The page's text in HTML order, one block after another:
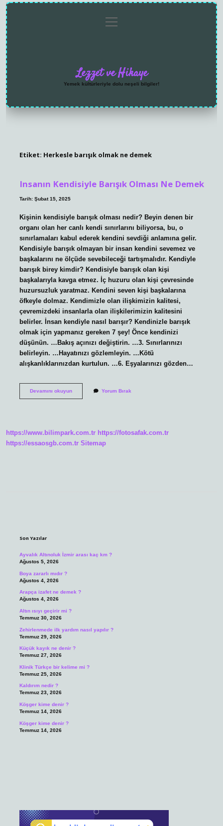
menüyü
aç
Lezzet ve Hikaye
Yemek kültürleriyle dolu neşeli bilgiler!
Etiket: Herkesle barışık olmak ne demek
Insanın Kendisiyle Barışık Olması Ne Demek
Tarih: Şubat 15, 2025
Kişinin kendisiyle barışık olması nedir? Beyin denen bir
organı olan her canlı kendi sınırlarını biliyorsa, bu, o
sınırlamaları kabul ederek kendini sevdiği anlamına gelir.
Kendisiyle barışık olmayan bir insan kendini sevemez ve
başkalarını ne ölçüde sevebileceği tartışmalıdır. Kendiyle
barışık birey kimdir? Kendisiyle barışık olan kişi
başkalarıyla kavga etmez. İç huzuru olan kişi çevresinde
huzursuzluk yaratmaz. Kendini seven kişi başkalarına
öfkeyle dolmaz. Kendimizle olan ilişkimizin kalitesi,
çevremizdeki insanlarla olan ilişkilerimizin kalitesini
belirler. İnsan kendiyle nasıl barışır? Kendinizle barışık
olmak için yapmanız gereken 7 şey! Önce kendinizi
düşünün. …Bakış açınızı değiştirin. …3. Sınırlarınızı
belirleyin. …Hayatınızı gözlemleyin. …Kötü
alışkanlıklarınızdan kurtulun. …6. Eşyalarınızı gözden…
Devamını okuyunInsanın
Yorum Bırak
https://www.bilimpark.com.tr https://fotosafak.com.tr
https://essaosgb.com.tr Sitemap
Son Yazılar
Ayvalık Altınoluk İzmir arası kaç km ?
Ağustos 5, 2026
Boya zararlı mıdır ?
Ağustos 4, 2026
Arapça izafet ne demek ?
Ağustos 4, 2026
Altın ısıyı geçirir mi ?
Temmuz 30, 2026
Zehirlenmede ilk yardım nasıl yapılır ?
Temmuz 29, 2026
Küçük kayık ne denir ?
Temmuz 27, 2026
Klinik Türkçe bir kelime mi ?
Temmuz 25, 2026
Kaldırım nedir ?
Temmuz 23, 2026
Köşger kime denir ?
Temmuz 14, 2026
Köşger kime denir ?
Temmuz 14, 2026